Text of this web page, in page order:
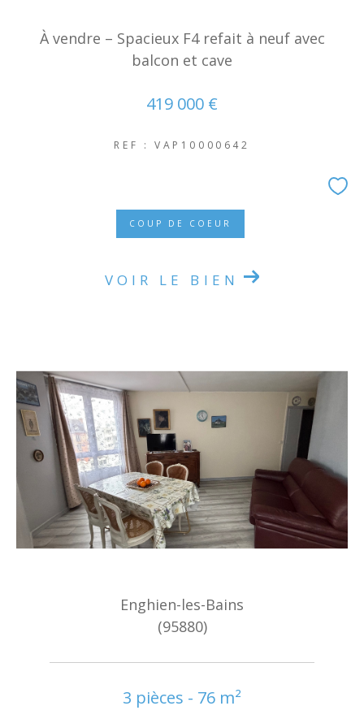
À vendre – Spacieux F4 refait à neuf avec
balcon et cave
419 000 €
REF : VAP10000642
COUP DE COEUR
VOIR LE BIEN
Enghien-les-Bains
(95880)
3 pièces - 76 m²